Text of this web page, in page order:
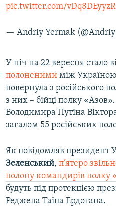
pic.twitter.com/vDq8DEyyzR
— Andriy Yermak
У ніч на 22 вересня стало
полоненими між
повернула з російського
з них – бійці полку
Володимира Путіна
загалом 55 російських
Як повідомляв президент
Зеленський, п’ятеро
полону командирів полку
будуть під протекцією
Реджепа Таїпа Ердогана.